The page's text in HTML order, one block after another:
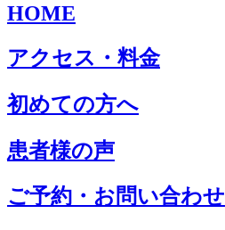
HOME
アクセス・料金
初めての方へ
患者様の声
ご予約・お問い合わせ